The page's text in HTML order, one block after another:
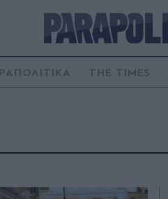
THE TIMES